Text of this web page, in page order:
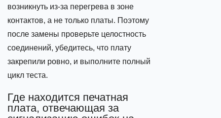
возникнуть из‑за перегрева в зоне
контактов, а не только платы. Поэтому
после замены проверьте целостность
соединений, убедитесь, что плату
закрепили ровно, и выполните полный
цикл теста.
Где находится печатная
плата, отвечающая за